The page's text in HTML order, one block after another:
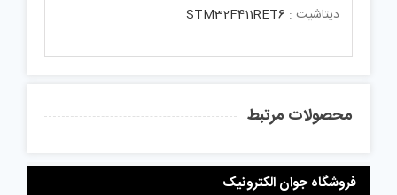
دیتاشیت : STM32F411RET6
محصولات مرتبط
فروشگاه جوان الکترونیک